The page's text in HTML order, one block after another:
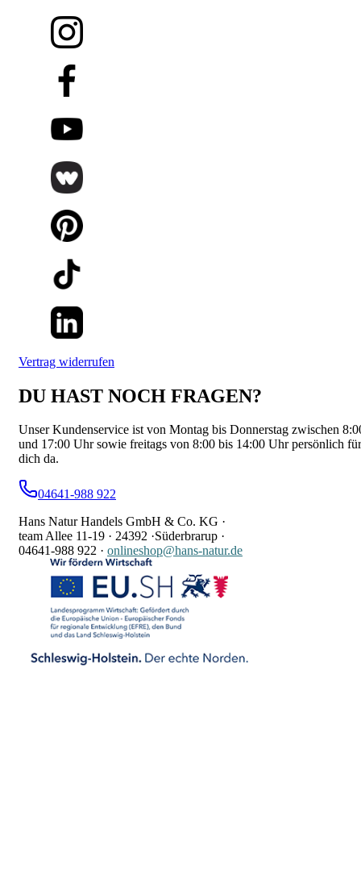
Vertrag widerrufen
DU HAST NOCH FRAGEN?
Unser Kundenservice ist von Montag bis Donnerstag zwischen
und 17:00 Uhr sowie freitags von 8:00 bis 14:00 Uhr persönlich für
dich da.
04641-988 922
Hans Natur Handels GmbH & Co. KG ·
team Allee 11-19 · 24392 ·Süderbrarup ·
04641-988 922 · onlineshop@hans-natur.de